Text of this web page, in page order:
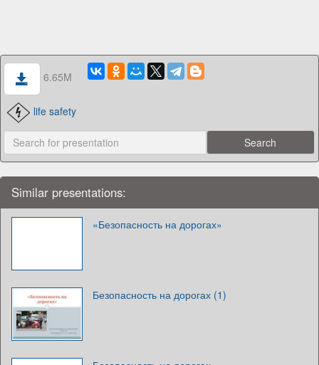
6.65M
life safety
Similar presentations:
«Безопасность на дорогах»
Безопасность на дорогах (1)